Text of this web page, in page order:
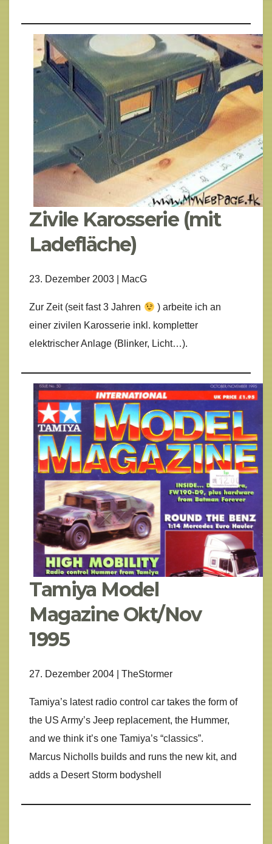
Zivile Karosserie (mit
Ladefläche)
23. Dezember 2003 | MacG
Zur Zeit (seit fast 3 Jahren
) arbeite ich an
einer zivilen Karosserie inkl. kompletter
elektrischer Anlage (Blinker, Licht…).
Tamiya Model
Magazine Okt/Nov
1995
27. Dezember 2004 | TheStormer
Tamiya’s latest radio control car takes the form of
the US Army’s Jeep replacement, the Hummer,
and we think it’s one Tamiya’s “classics”.
Marcus Nicholls builds and runs the new kit, and
adds a Desert Storm bodyshell